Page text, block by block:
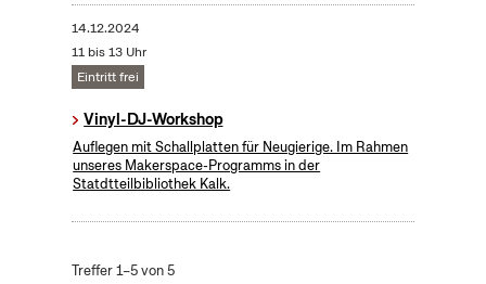
14.12.2024
11 bis 13 Uhr
Eintritt frei
Vinyl-DJ-Workshop
Auflegen mit Schallplatten für Neugierige. Im Rahmen
unseres Makerspace-Programms in der
Statdtteilbibliothek Kalk.
Treffer 1–5 von 5